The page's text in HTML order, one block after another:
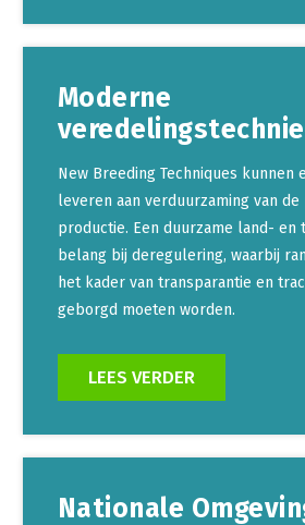
Moderne
New Breeding Techniques kunnen
leveren aan verduurzaming van
productie. Een duurzame land- en
belang bij deregulering, waarbij
het kader van transparantie en
geborgd moeten worden.
LEES VERDER
Nationale